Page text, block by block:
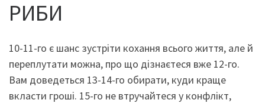
РИБИ
10-11-го є шанс зустріти кохання всього життя, але й
переплутати можна, про що дізнаєтеся вже 12-го.
Вам доведеться 13-14-го обирати, куди краще
вкласти гроші. 15-го не втручайтеся у конфлікт,